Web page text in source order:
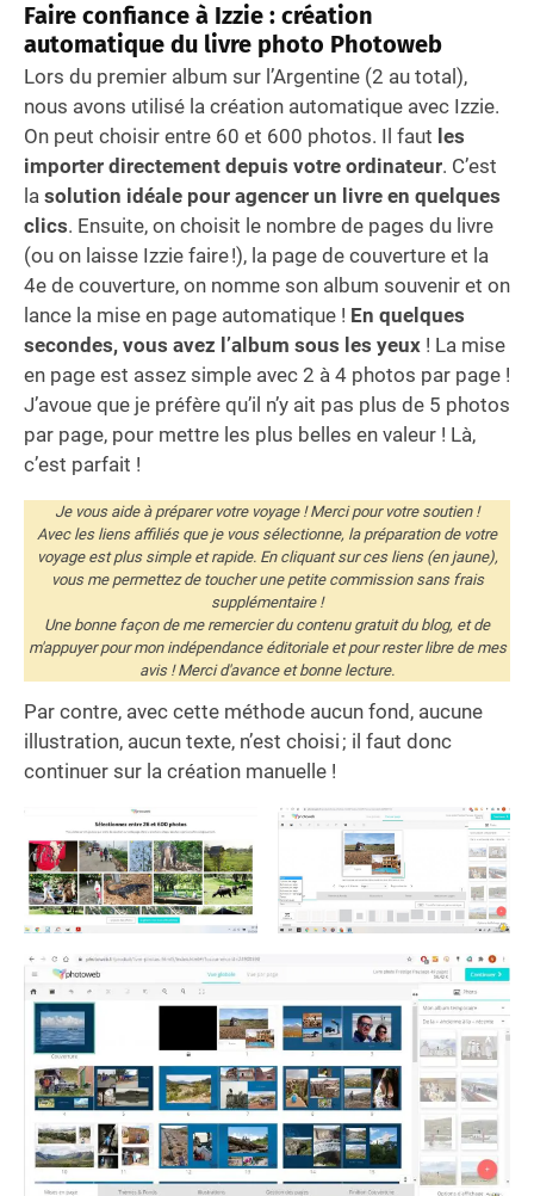
Faire confiance à Izzie : création
automatique du livre photo Photoweb
Lors du premier album sur l’Argentine (2 au total),
nous avons utilisé la création automatique avec Izzie.
On peut choisir entre 60 et 600 photos. Il faut les
importer directement depuis votre ordinateur. C’est
la solution idéale pour agencer un livre en quelques
clics. Ensuite, on choisit le nombre de pages du livre
(ou on laisse Izzie faire !), la page de couverture et la
4e de couverture, on nomme son album souvenir et on
lance la mise en page automatique ! En quelques
secondes, vous avez l’album sous les yeux ! La mise
en page est assez simple avec 2 à 4 photos par page !
J’avoue que je préfère qu’il n’y ait pas plus de 5 photos
par page, pour mettre les plus belles en valeur ! Là,
c’est parfait !
Je vous aide à préparer votre voyage ! Merci pour votre soutien !
Avec les liens affiliés que je vous sélectionne, la préparation de votre
voyage est plus simple et rapide. En cliquant sur ces liens (en jaune),
vous me permettez de toucher une petite commission sans frais
supplémentaire !
Une bonne façon de me remercier du contenu gratuit du blog, et de
m'appuyer pour mon indépendance éditoriale et pour rester libre de mes
avis ! Merci d'avance et bonne lecture.
Par contre, avec cette méthode aucun fond, aucune
illustration, aucun texte, n’est choisi ; il faut donc
continuer sur la création manuelle !